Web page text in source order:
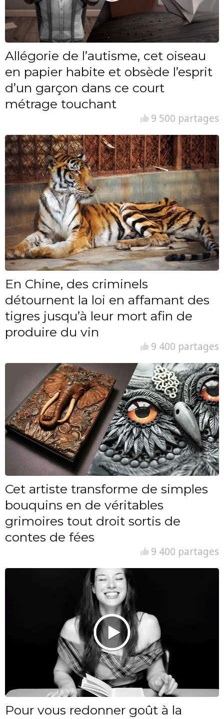
Allégorie de l’autisme, cet oiseau
en papier habite et obsède l’esprit
d’un garçon dans ce court
métrage touchant
9 500 partages
En Chine, des criminels
détournent la loi en affamant des
tigres jusqu’à leur mort afin de
produire du vin
9 400 partages
Cet artiste transforme de simples
bouquins en de véritables
grimoires tout droit sortis de
contes de fées
9 400 partages
Pour vous redonner goût à la